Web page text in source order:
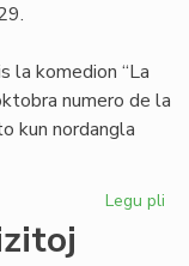
la komedion “La
numero de la
kun nordangla
Legu pli